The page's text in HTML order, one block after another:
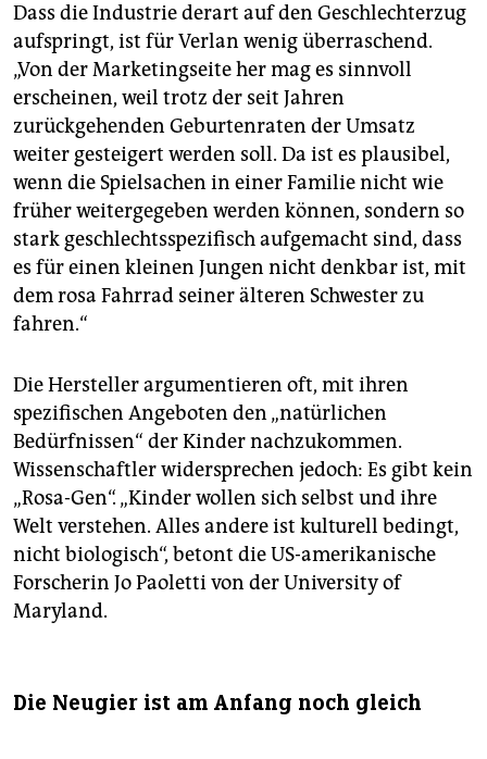
Dass die Industrie derart auf den Geschlechterzug
aufspringt, ist für Verlan wenig überraschend.
„Von der Marketingseite her mag es sinnvoll
erscheinen, weil trotz der seit Jahren
zurückgehenden Geburtenraten der Umsatz
weiter gesteigert werden soll. Da ist es plausibel,
wenn die Spielsachen in einer Familie nicht wie
früher weitergegeben werden können, sondern so
stark geschlechtsspezifisch aufgemacht sind, dass
es für einen kleinen Jungen nicht denkbar ist, mit
dem rosa Fahrrad seiner älteren Schwester zu
fahren.“
Die Hersteller argumentieren oft, mit ihren
spezifischen Angeboten den „natürlichen
Bedürfnissen“ der Kinder nachzukommen.
Wissenschaftler widersprechen jedoch: Es gibt kein
„Rosa-Gen“. „Kinder wollen sich selbst und ihre
Welt verstehen. Alles andere ist kulturell bedingt,
nicht biologisch“, betont die US-amerikanische
Forscherin Jo Paoletti von der University of
Maryland.
Die Neugier ist am Anfang noch gleich